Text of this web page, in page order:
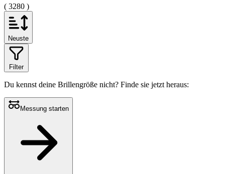
( 3280 )
Neuste
Filter
Du kennst deine Brillengröße nicht? Finde sie jetzt heraus:
Messung starten